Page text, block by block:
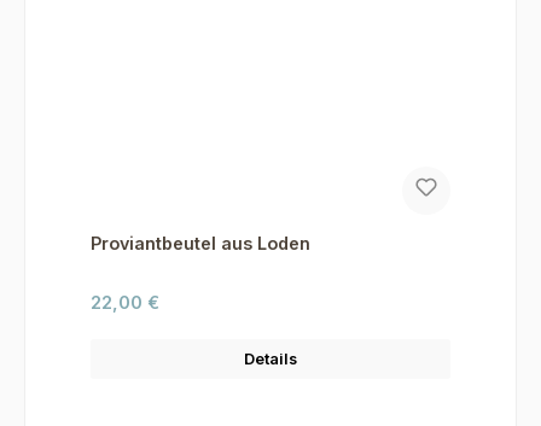
Proviantbeutel aus Loden
Regulärer Preis:
22,00 €
Details